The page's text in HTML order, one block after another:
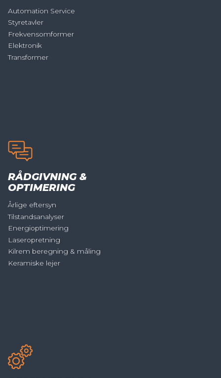
Automation Service
Styretavler
Frekvensomformer
Elektronik
Transformer
RÅDGIVNING &
OPTIMERING
Årlige eftersyn
Tilstandsanalyser
Energioptimering
Laseropretning
Kilrem beregning & måling
Keramiske lejer